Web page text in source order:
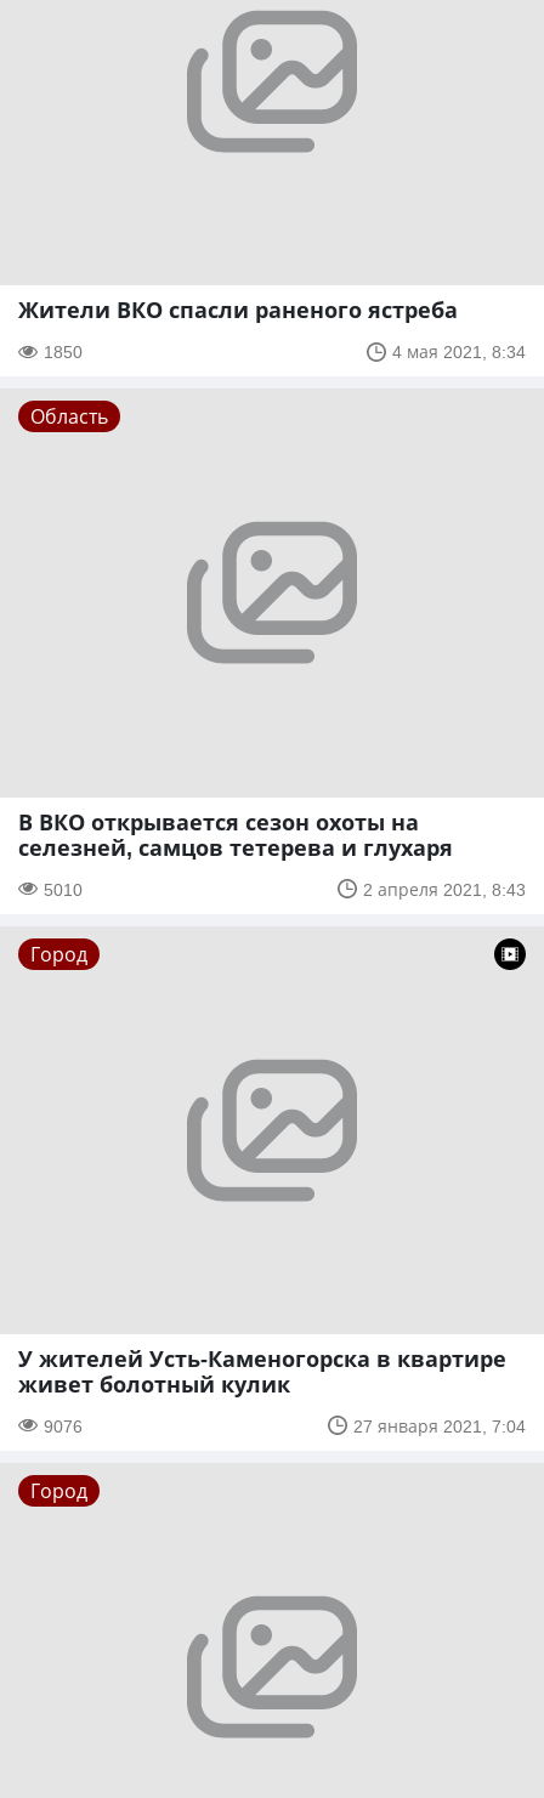
Жители ВКО спасли раненого ястреба
1850 4 мая 2021, 8:34
Область
В ВКО открывается сезон охоты на
селезней, самцов тетерева и глухаря
5010 2 апреля 2021, 8:43
Город
У жителей Усть-Каменогорска в квартире
живет болотный кулик
9076 27 января 2021, 7:04
Город